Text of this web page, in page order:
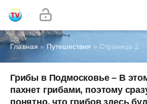
Главная » Путешествия » Страница 2
Грибы в Подмосковье – В
пахнет грибами, поэтому
понятно, что грибов здесь